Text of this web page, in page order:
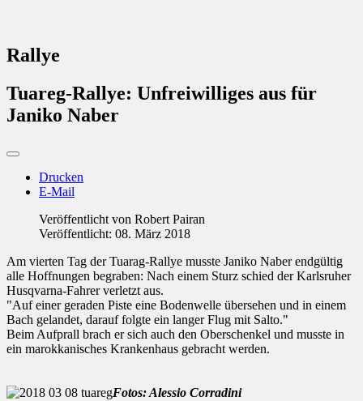
Rallye
Tuareg-Rallye: Unfreiwilliges aus für
Janiko Naber
Drucken
E-Mail
Veröffentlicht von Robert Pairan
Veröffentlicht: 08. März 2018
Am vierten Tag der Tuarag-Rallye musste Janiko Naber endgültig
alle Hoffnungen begraben: Nach einem Sturz schied der Karlsruher
Husqvarna-Fahrer verletzt aus.
"Auf einer geraden Piste eine Bodenwelle übersehen und in einem
Bach gelandet, darauf folgte ein langer Flug mit Salto."
Beim Aufprall brach er sich auch den Oberschenkel und musste in
ein marokkanisches Krankenhaus gebracht werden.
Fotos: Alessio Corradini